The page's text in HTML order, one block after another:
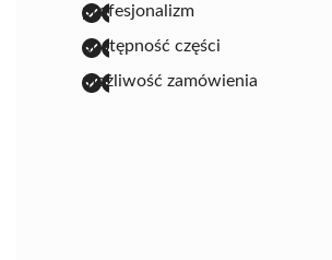
profesjonalizm
dostępność części
możliwość zamówienia